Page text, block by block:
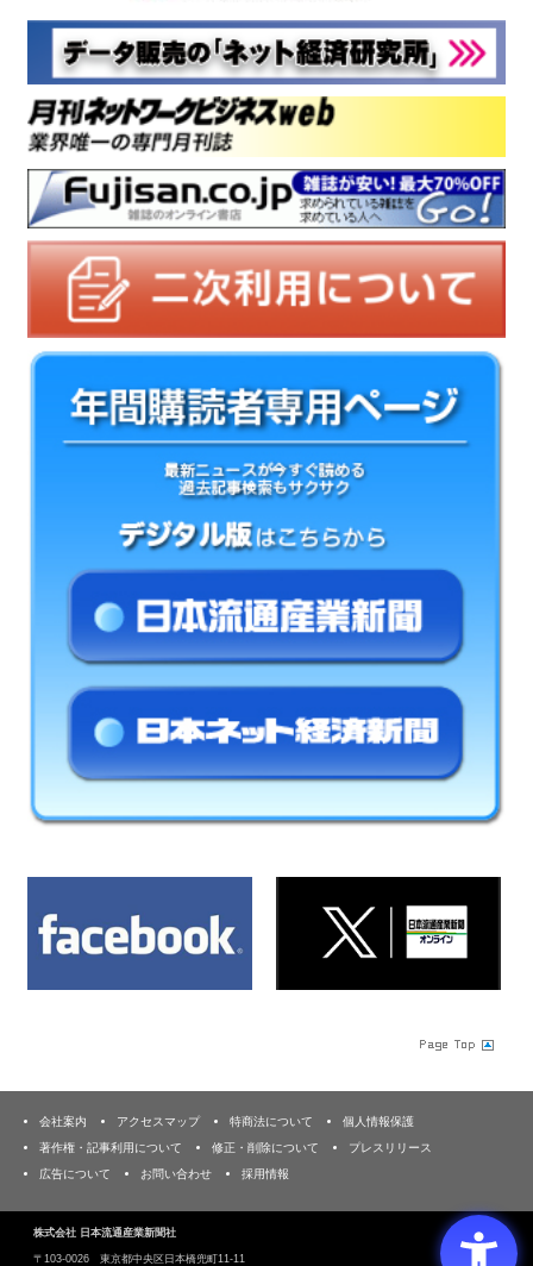
会社案内 アクセスマップ 特商法について
個人情報保護
著作権・記事利用について
修正・削除について
プレスリリース
広告について
お問い合わせ 採用情報
株式会社 日本流通産業新聞社
〒103‐0026 東京都中央区日本橋兜町11-11